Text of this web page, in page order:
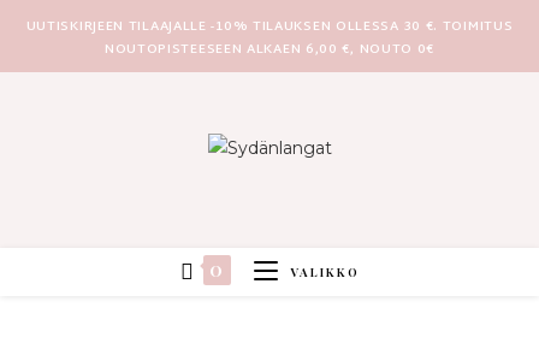
UUTISKIRJEEN TILAAJALLE -10% TILAUKSEN OLLESSA 30 €. TOIMITUS
NOUTOPISTEESEEN ALKAEN 6,00 €, NOUTO 0€
0 VALIKKO